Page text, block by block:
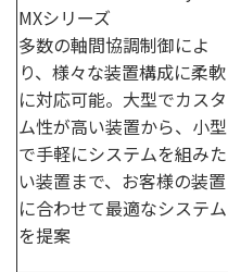
MXシリーズ
多数の軸間協調制御によ
り、様々な装置構成に柔軟
に対応可能。大型でカスタ
ム性が高い装置から、小型
で手軽にシステムを組みた
い装置まで、お客様の装置
に合わせて最適なシステム
を提案